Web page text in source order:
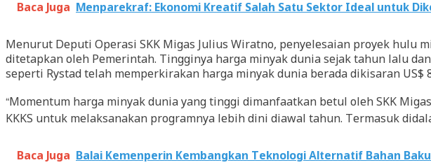
Baca Juga Menparekraf: Ekonomi Kreatif Salah Satu Sektor Ideal untuk
Menurut Deputi Operasi SKK Migas Julius Wiratno, penyelesaian proyek
ditetapkan oleh Pemerintah. Tingginya harga minyak dunia sejak tahun lalu
seperti Rystad telah memperkirakan harga minyak dunia berada dikisaran
“Momentum harga minyak dunia yang tinggi dimanfaatkan betul oleh SKK
KKKS untuk melaksanakan programnya lebih dini diawal tahun. Termasuk
Baca Juga Balai Kemenperin Kembangkan Teknologi Alternatif Bahan